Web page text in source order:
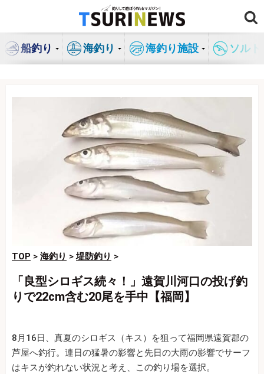
ン
船釣り 海釣り 海釣り施設 ソル
TOP > 海釣り >堤防釣り >
「良型シロギス続々！」遠賀川河口の投げ釣
りで22cm含む20尾を手中【福岡】
8月16日、真夏のシロギス（キス）を狙って福岡県遠賀郡の
芦屋へ釣行。連日の猛暑の影響と先日の大雨の影響でサーフ
はキスが釣れない状況と考え、この釣り場を選択。